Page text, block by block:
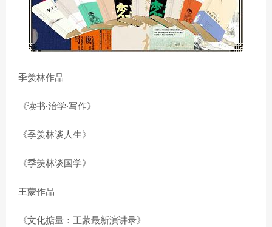
季羡林作品
《读书·治学·写作》
《季羡林谈人生》
《季羡林谈国学》
王蒙作品
《文化掂量：王蒙最新演讲录》